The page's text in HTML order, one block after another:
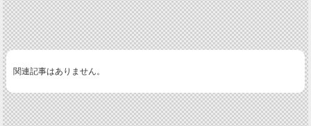
関連記事はありません。